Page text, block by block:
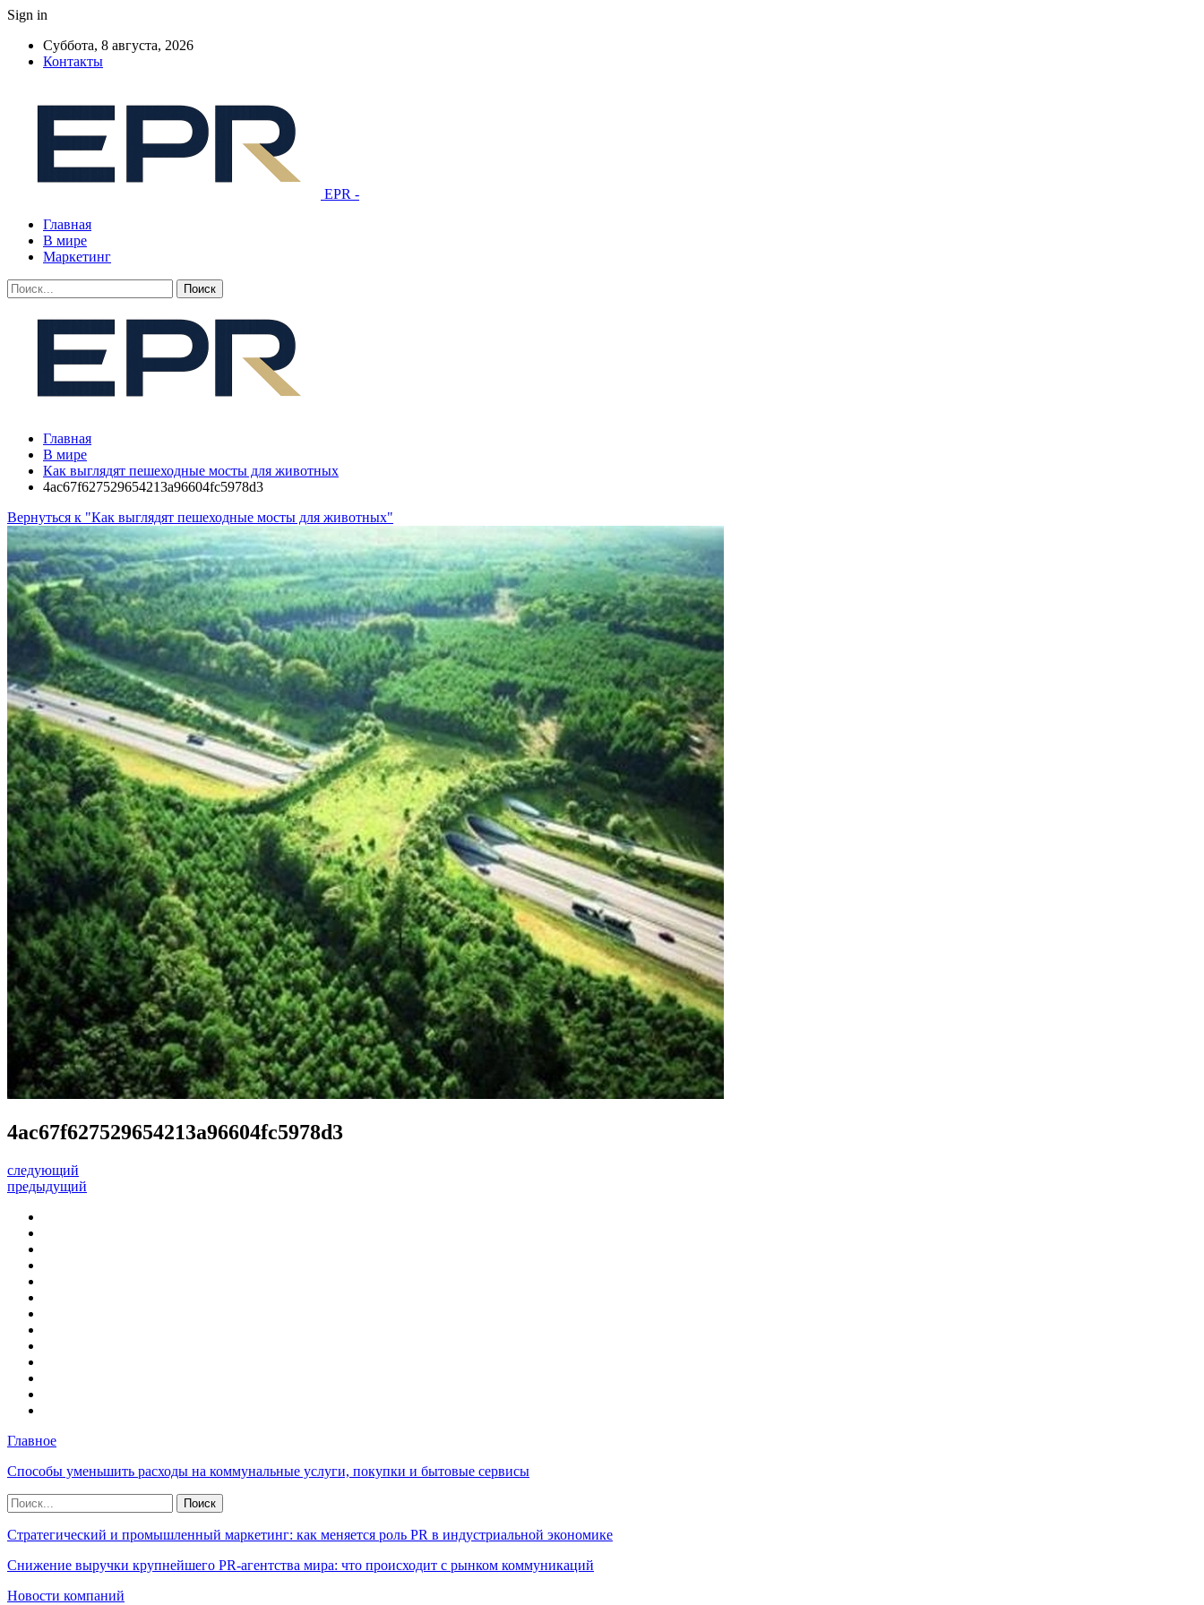
Sign in
Суббота, 8 августа, 2026
Контакты
EPR -
Главная
В мире
Маркетинг
Главная
В мире
Как выглядят пешеходные мосты для животных
4ac67f627529654213a96604fc5978d3
Вернуться к "Как выглядят пешеходные мосты для животных"
4ac67f627529654213a96604fc5978d3
следующий
предыдущий
Главное
Способы уменьшить расходы на коммунальные услуги, покупки и бытовые сервисы
Стратегический и промышленный маркетинг: как меняется роль PR в индустриальной экономике
Снижение выручки крупнейшего PR-агентства мира: что происходит с рынком коммуникаций
Новости компаний